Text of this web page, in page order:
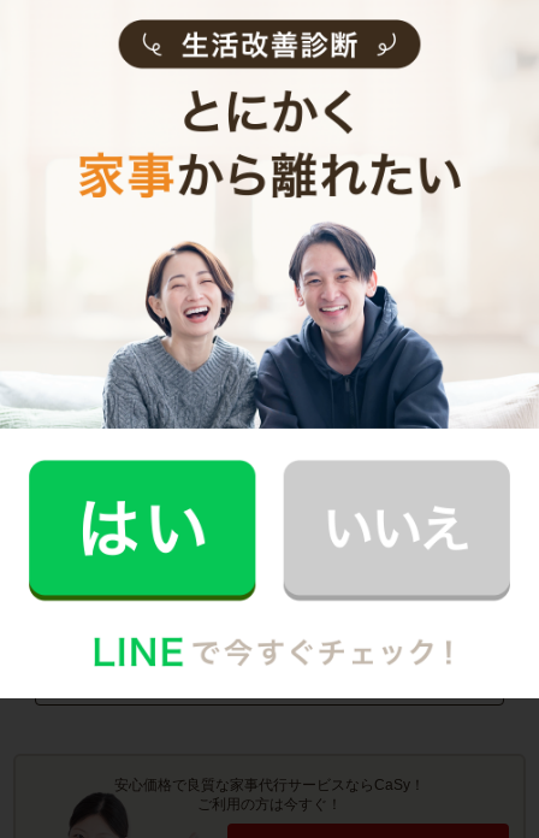
・ 蟹江町・ 飛島村・東浦町
愛知県近郊の家事代行求人
北区・西区 中村区・中区
中川区・港区 南区・守山区
瀬戸市・春日井市・津島市 ・刈谷市 ・豊田市・犬
山市・小牧市・稲沢市・東海市・ 知多市 ・
尾張旭
市・岩倉市・豊明市・日進市・愛西市・清須市・北名古屋
・弥富市・みよし市・あま市 ・長久手市・東郷町・豊山
お掃除代行のサービス詳細
安心価格で良質な家事代行サービスならCaSy！
ご利用の方は今すぐ！